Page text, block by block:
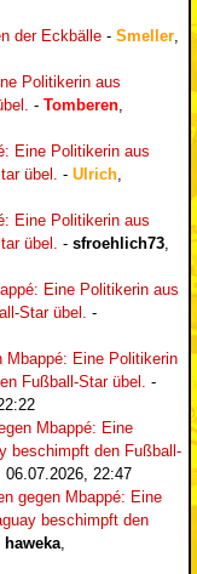
der Eckbälle - Smeller
Politikerin aus
- Tomberen
Eine Politikerin aus
übel.
- Ulrich
Eine Politikerin aus
übel.
- sfroehlich73
Eine Politikerin aus
Star übel.
-
Mbappé: Eine Politikerin
Fußball-Star übel.
-
Mbappé: Eine
beschimpft den Fußball-
06.07.2026, 22:47
gegen Mbappé: Eine
beschimpft den
haweka